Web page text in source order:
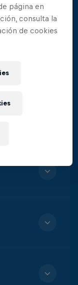
página en
consulta la
de cookies